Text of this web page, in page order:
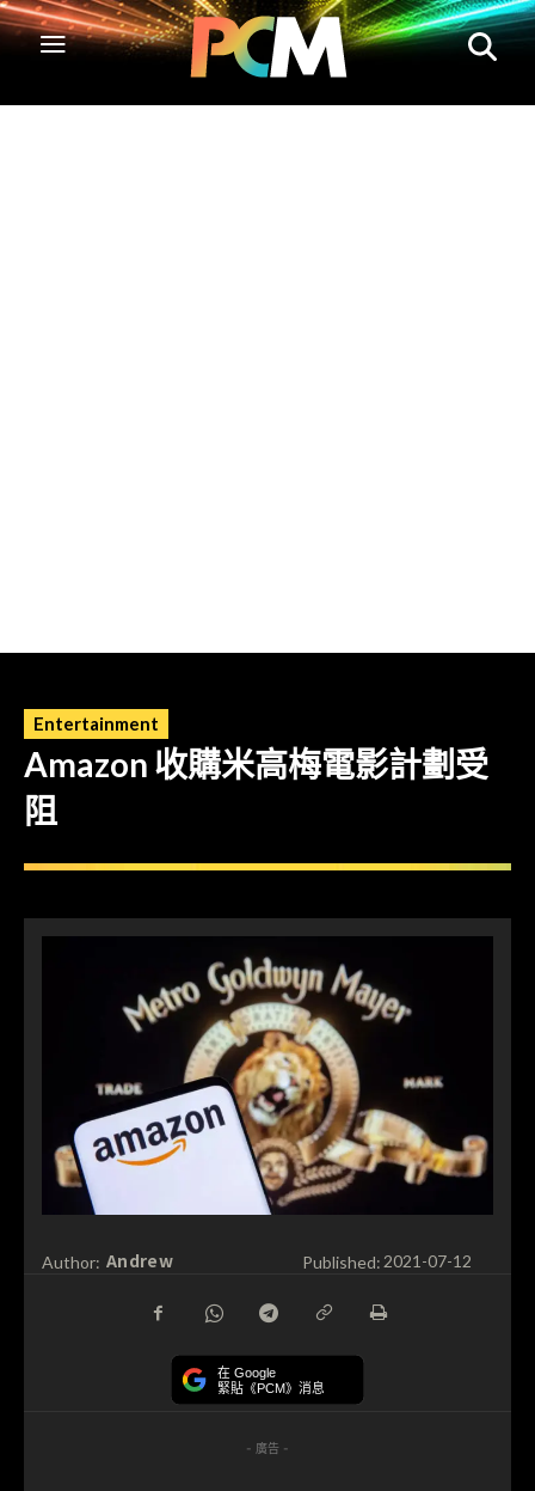
Entertainment
Amazon 收購米高梅電影計劃受
阻
Author: Andrew Published:2021-07-12
在 Google
緊貼《PCM》消息
- 廣告 -